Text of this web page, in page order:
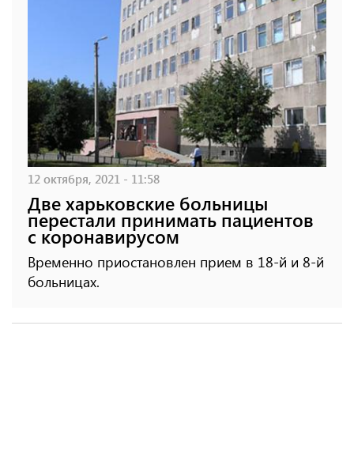
12 октября, 2021 - 11:58
Две харьковские больницы
перестали принимать пациентов
с коронавирусом
Временно приостановлен прием в 18-й и 8-й
больницах.